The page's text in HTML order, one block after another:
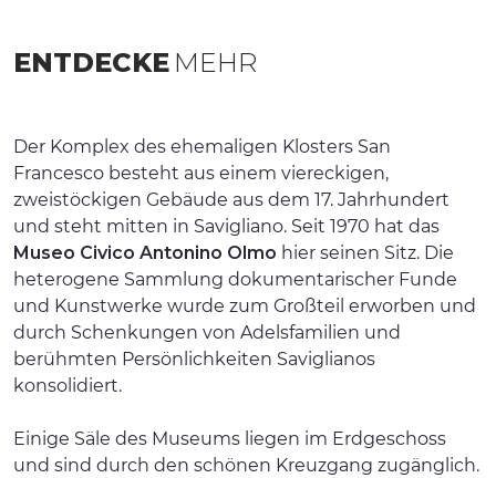
ENTDECKE MEHR
Der Komplex des ehemaligen Klosters San
Francesco besteht aus einem viereckigen,
zweistöckigen Gebäude aus dem 17. Jahrhundert
und steht mitten in Savigliano. Seit 1970 hat das
Museo Civico Antonino Olmo hier seinen Sitz. Die
heterogene Sammlung dokumentarischer Funde
und Kunstwerke wurde zum Großteil erworben und
durch Schenkungen von Adelsfamilien und
berühmten Persönlichkeiten Saviglianos
konsolidiert.
Einige Säle des Museums liegen im Erdgeschoss
und sind durch den schönen Kreuzgang zugänglich.